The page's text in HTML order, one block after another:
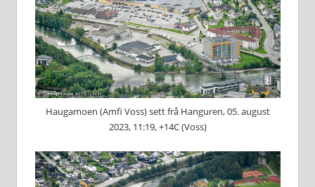
Haugamoen (Amfi Voss) sett frå Hanguren, 05. august
2023, 11:19, +14C (Voss)